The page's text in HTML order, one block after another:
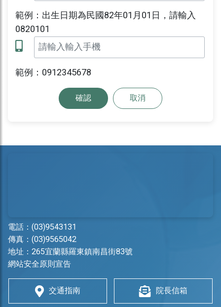
範例：出生日期為民國82年01月01日，請輸入
0820101
範例：0912345678
確認 取消
電話： (03)9543131
傳真：(03)9565042
地址： 265宜蘭縣羅東鎮南昌街83號
網站安全原則宣告
交通指南 院長信箱